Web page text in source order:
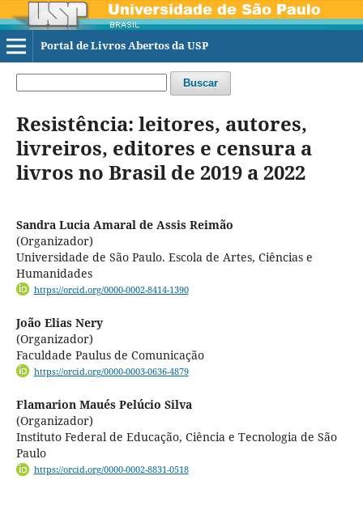
Portal de Livros Abertos da USP
Buscar
Resistência: leitores, autores,
livreiros, editores e censura a
livros no Brasil de 2019 a 2022
Sandra Lucia Amaral de Assis Reimão
(Organizador)
Universidade de São Paulo. Escola de Artes, Ciências e
Humanidades
https://orcid.org/0000-0002-8414-1390
João Elias Nery
(Organizador)
Faculdade Paulus de Comunicação
https://orcid.org/0000-0003-0636-4879
Flamarion Maués Pelúcio Silva
(Organizador)
Instituto Federal de Educação, Ciência e Tecnologia de São
Paulo
https://orcid.org/0000-0002-8831-0518